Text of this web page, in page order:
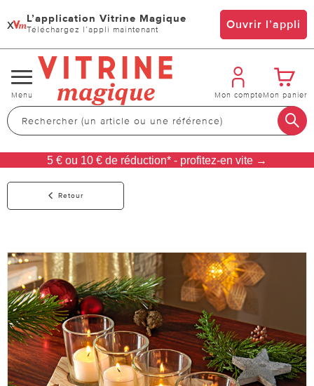
x L’application Vitrine Magique
Téléchargez l’appli maintenant Ouvrir l’appli
Changer
de
navigation
Menu Mon compteMon panier
5 € ou 10 € de réduction* - profitez-en vite →
Retour